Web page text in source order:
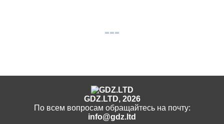
GDZ.LTD, 2026
По всем вопросам обращайтесь на почту:
info@gdz.ltd